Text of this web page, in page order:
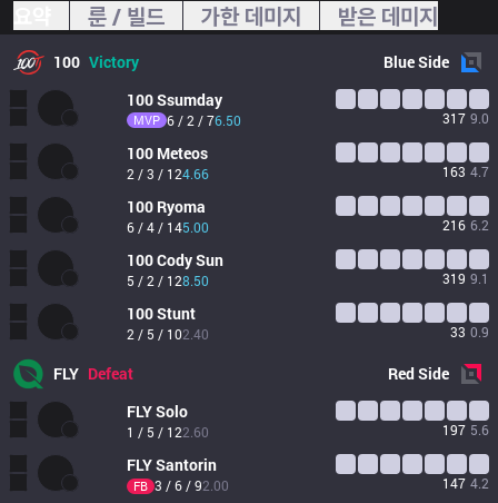
룬 / 빌드 가한 데미지 받은 데미지
100 Victory BlueSide
100Ssumday
MVP 6 / 2 / 76.50 317 9.0
100 Meteos
2 / 3 / 124.66 163 4.7
100 Ryoma
6 / 4 / 145.00 216 6.2
100Cody Sun
5 / 2 / 128.50 319 9.1
100Stunt
2 / 5 / 102.40 33 0.9
FLY Defeat RedSide
FLYSolo
1 / 5 / 122.60 197 5.6
FLYSantorin
FB 3 / 6 / 92.00 147 4.2